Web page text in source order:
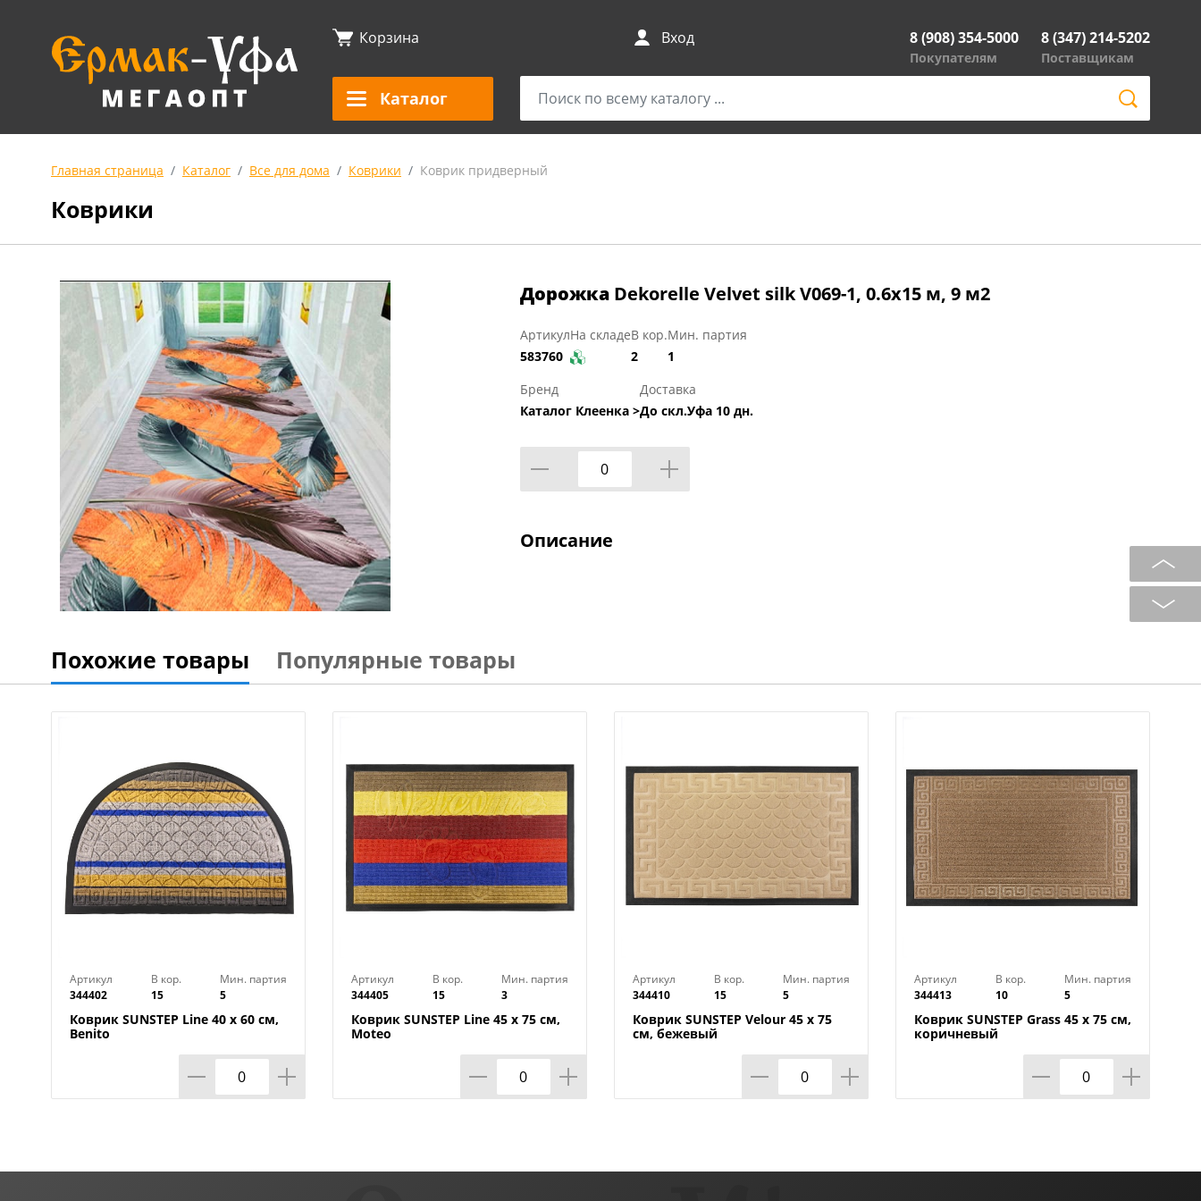
Корзина Вход 8 (908) 354-5000
Покупателям
8 (347) 214-5202
Поставщикам
Каталог
Главная страница Каталог Все для дома Коврики Коврик придверный
Коврики
Дорожка Dekorelle Velvet silk V069-1, 0.6x15 м, 9 м2
Артикул
583760
На складеВ кор.
2
Мин. партия
1
Бренд
Каталог Клеенка >
Доставка
До скл.Уфа 10 дн.
Описание
Похожие товары Популярные товары
Артикул
344402
В кор.
15
Мин. партия
5
Коврик SUNSTEP Line 40 х 60 см,
Benito
Артикул
344405
В кор.
15
Мин. партия
3
Коврик SUNSTEP Line 45 х 75 см,
Moteo
Артикул
344410
В кор.
15
Мин. партия
5
Коврик SUNSTEP Velour 45 х 75
см, бежевый
Артикул
344413
В кор.
10
Мин. партия
5
Коврик SUNSTEP Grass 45 х 75 см,
коричневый